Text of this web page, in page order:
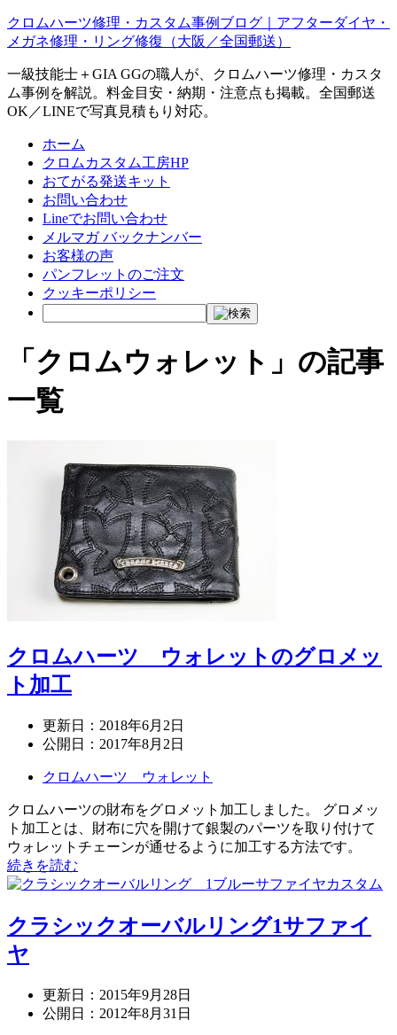
クロムハーツ修理・カスタム事例ブログ｜アフターダイヤ・
メガネ修理・リング修復（大阪／全国郵送）
一級技能士＋GIA GGの職人が、クロムハーツ修理・カスタ
ム事例を解説。料金目安・納期・注意点も掲載。全国郵送
OK／LINEで写真見積もり対応。
ホーム
クロムカスタム工房HP
おてがる発送キット
お問い合わせ
Lineでお問い合わせ
メルマガ バックナンバー
お客様の声
パンフレットのご注文
クッキーポリシー
「クロムウォレット」の記事
一覧
クロムハーツ ウォレットのグロメッ
ト加工
更新日： 2018年6月2日
公開日： 2017年8月2日
クロムハーツ ウォレット
クロムハーツの財布をグロメット加工しました。 グロメッ
ト加工とは、財布に穴を開けて銀製のパーツを取り付けて
ウォレットチェーンが通せるように加工する方法です。
続きを読む
クラシックオーバルリング1サファイ
ヤ
更新日： 2015年9月28日
公開日： 2012年8月31日